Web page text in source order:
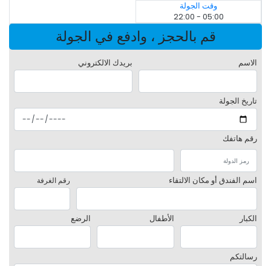
وقت الجولة
05:00 - 22:00
قم بالحجز ، وادفع في الجولة
الاسم بريدك الالكتروني
تاريخ الجولة
رقم هاتفك
اسم الفندق أو مكان الالتقاء رقم الغرفة
الكبار الأطفال الرضع
رسالتكم